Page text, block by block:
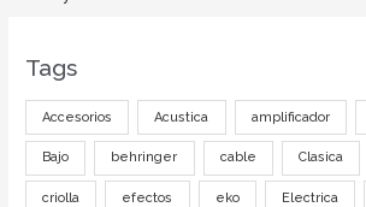
Tags
Accesorios Acustica amplificador
Bajo behringer cable Clasica
criolla efectos eko Electrica